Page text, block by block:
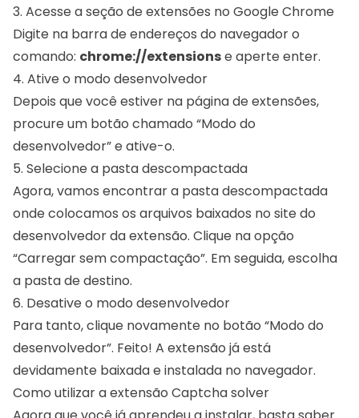
3. Acesse a seção de extensões no Google Chrome
Digite na barra de endereços do navegador o
comando: chrome://extensionse aperte enter.
4. Ative o modo desenvolvedor
Depois que você estiver na página de extensões,
procure um botão chamado “Modo do
desenvolvedor” e ative-o.
5. Selecione a pasta descompactada
Agora, vamos encontrar a pasta descompactada
onde colocamos os arquivos baixados no site do
desenvolvedor da extensão. Clique na opção
“Carregar sem compactação”. Em seguida, escolha
a pasta de destino.
6. Desative o modo desenvolvedor
Para tanto, clique novamente no botão “Modo do
desenvolvedor”. Feito! A extensão já está
devidamente baixada e instalada no navegador.
Como utilizar a extensão Captcha solver